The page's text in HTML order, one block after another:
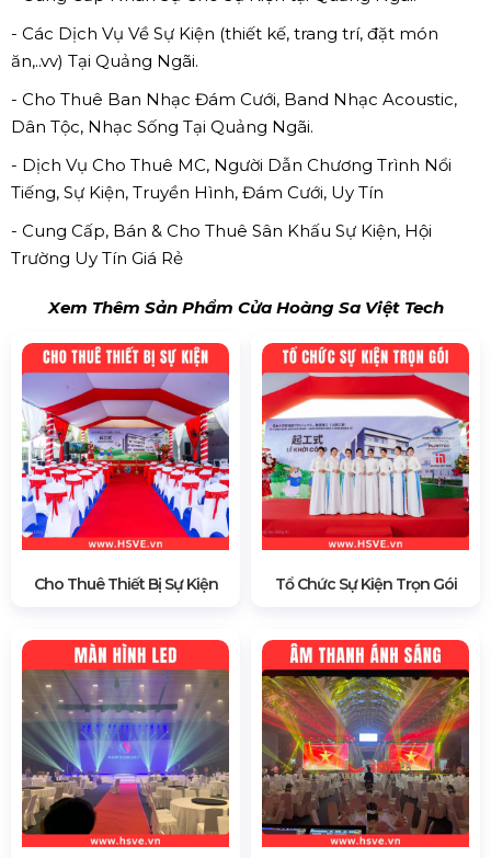
- Các Dịch Vụ Về Sự Kiện (thiết kế, trang trí, đặt món
ăn,..vv) Tại Quảng Ngãi.
- Cho Thuê Ban Nhạc Đám Cưới, Band Nhạc Acoustic,
Dân Tộc, Nhạc Sống Tại Quảng Ngãi.
- Dịch Vụ Cho Thuê MC, Người Dẫn Chương Trình Nổi
Tiếng, Sự Kiện, Truyền Hình, Đám Cưới, Uy Tín
- Cung Cấp, Bán & Cho Thuê Sân Khấu Sự Kiện, Hội
Trường Uy Tín Giá Rẻ
Xem Thêm Sản Phẩm Cửa Hoàng Sa Việt Tech
Cho Thuê Thiết Bị Sự Kiện Tổ Chức Sự Kiện Trọn Gói